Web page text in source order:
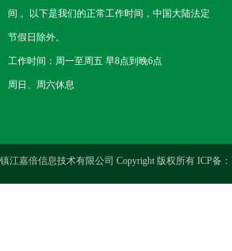
间 。以下是我们的正常工作时间，中国大陆法定
节假日除外。
工作时间：周一至周五 早8点到晚6点
周日、周六休息
镇江嘉倍信息技术有限公司 Copyright 版权所有 ICP备：